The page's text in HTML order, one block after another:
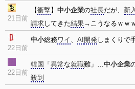
21日前
【衝撃】 中小企業の社長だが、 新
請求してきた結果→こうなるｗｗ
22日前
中小総務ワイ 、 AI 開発 しまくりで
22日前
韓国 「 異常な就職難」…中小企業
殺到